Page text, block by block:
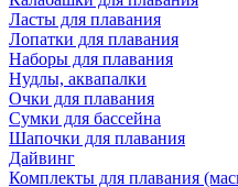
Ласты для плавания
Лопатки для плавания
Наборы для плавания
Нудлы, аквапалки
Очки для плавания
Сумки для бассейна
Шапочки для плавания
Дайвинг
Комплекты для плавания